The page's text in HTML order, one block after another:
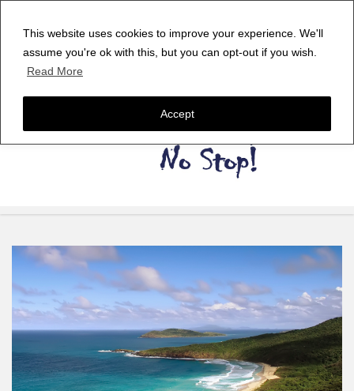
This website uses cookies to improve your experience. We'll
assume you're ok with this, but you can opt-out if you wish.
Read More
Accept